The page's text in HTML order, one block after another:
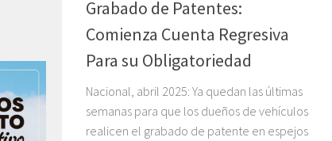
Grabado de Patentes:
Comienza Cuenta Regresiva
Para su Obligatoriedad
Nacional, abril 2025: Ya quedan las últimas
semanas para que los dueños de vehículos
realicen el grabado de patente en espejos